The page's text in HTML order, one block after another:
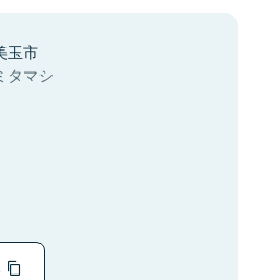
玉市
タマシ